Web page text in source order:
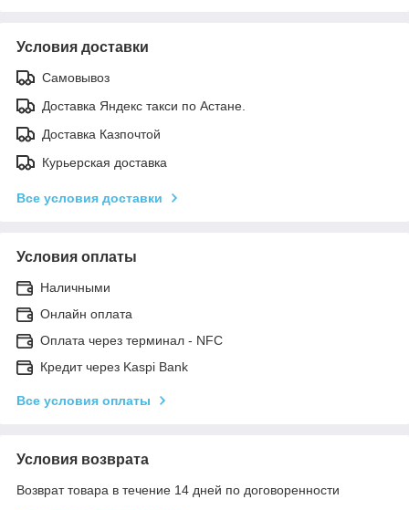
Условия доставки
Самовывоз
Доставка Яндекс такси по Астане.
Доставка Казпочтой
Курьерская доставка
Все условия доставки
Условия оплаты
Наличными
Онлайн оплата
Оплата через терминал - NFC
Кредит через Kaspi Bank
Все условия оплаты
Условия возврата
Возврат товара в течение 14 дней по договоренности